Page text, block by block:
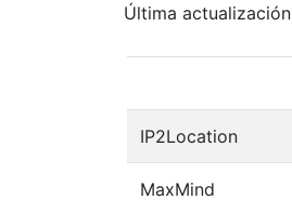
Última actualización
IP2Location
MaxMind